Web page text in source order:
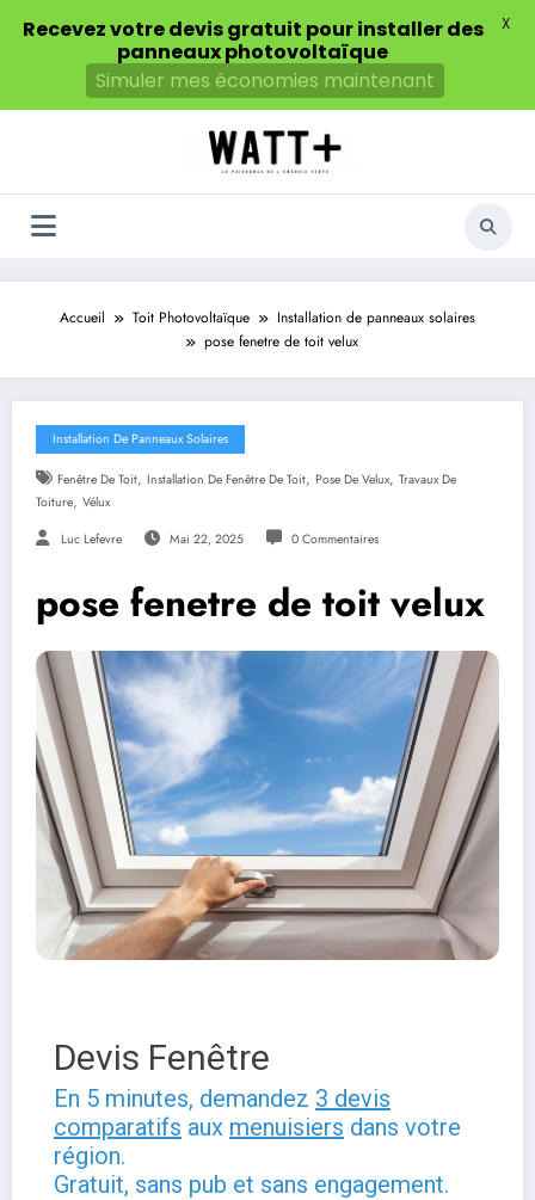
Accueil Toit Photovoltaïque
Installation de panneaux solaires
pose fenetre de toit velux
Installation De Panneaux Solaires
Fenêtre De Toit, Installation De Fenêtre De Toit, Pose De Velux, Travaux De
Toiture, Vélux
Luc Lefevre Mai 22, 2025 0 Commentaires
pose fenetre de toit velux
Devis Fenêtre
En 5 minutes, demandez 3 devis
comparatifs aux menuisiers dans votre
région.
Gratuit, sans pub et sans engagement.
Recevez votre devis gratuit pour installer des
panneaux photovoltaïque
Simuler mes économies maintenant
X